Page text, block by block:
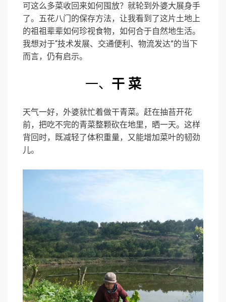
可这么多菜收回来如何囤放？就轮到外婆大展身手
了。五花八门的保存方法，让我看到了这片土地上
的祖祖辈辈如何珍视食物，如何合于自然地生活。
我想对于“技术发展、交通便利、物流发达”的当下
而言，仍有启示。
一、 干 菜
天气一好，外婆就忙着做干青菜。赶在抽苔开花
前，把吃不完的青菜整颗砍在地里，晒一天。这样
背回时，既减轻了体积重量，又能增加菜叶的韧劲
儿。